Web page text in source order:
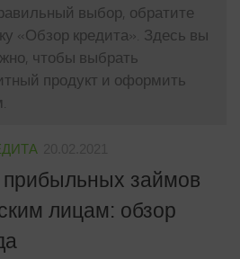
выбор, обратите
«Обзор кредита». Здесь вы
чтобы выбрать
продукт и оформить
займов
лицам: обзор